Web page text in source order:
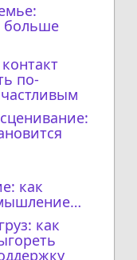
больше
по-
как
как